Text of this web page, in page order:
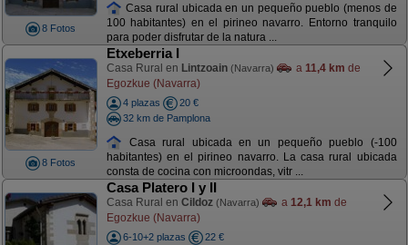
8 Fotos
Casa rural ubicada en un pequeño pueblo (menos de
100 habitantes) en el pirineo navarro. Entorno tranquilo
para poder disfrutar de la natura ...
8 Fotos
Etxeberria I
Casa Rural en Lintzoain (Navarra) a 11,4 km de
Egozkue (Navarra)
4 plazas
20 €
32 km de Pamplona
Casa rural ubicada en un pequeño pueblo (-100
habitantes) en el pirineo navarro. La casa rural ubicada
consta de cocina con microondas, vitr ...
Casa Platero I y II
Casa Rural en Cildoz (Navarra) a 12,1 km de
Egozkue (Navarra)
6-10+2 plazas
22 €